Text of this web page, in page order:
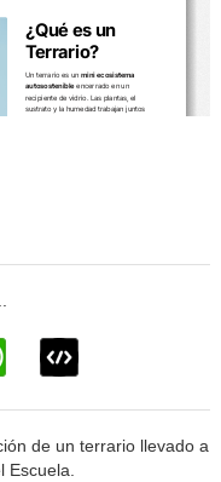
de un terrario llevado a
Escuela.